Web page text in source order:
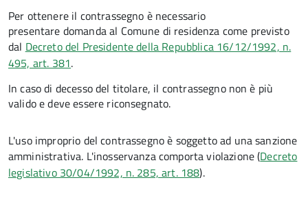
Per ottenere il contrassegno è necessario
presentare domanda al Comune di residenza come previsto
dal Decreto del Presidente della Repubblica 16/12/1992, n.
495, art. 381.
In caso di decesso del titolare, il contrassegno non è più
valido e deve essere riconsegnato.
L'uso improprio del contrassegno è soggetto ad una sanzione
amministrativa. L'inosservanza comporta violazione (Decreto
legislativo 30/04/1992, n. 285, art. 188).